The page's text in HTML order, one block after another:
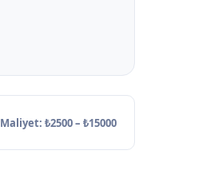
Maliyet: ₺2500 – ₺15000